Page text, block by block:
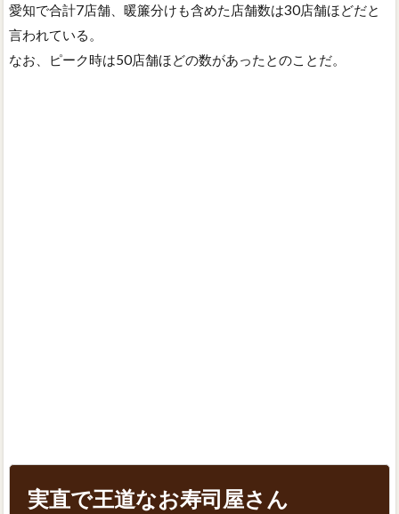
愛知で合計7店舗、暖簾分けも含めた店舗数は30店舗ほどだと
言われている。
なお、ピーク時は50店舗ほどの数があったとのことだ。
実直で王道なお寿司屋さん